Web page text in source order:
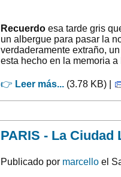
Recuerdo esa tarde gris
un albergue para pasar la
verdaderamente extraño,
esta hecho en la memoria
👉 Leer más... (3.78 KB) |
PARIS - La Ciudad
Publicado por marcello el